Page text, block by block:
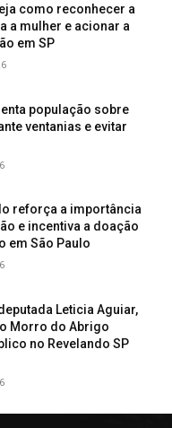
como reconhecer a
a mulher e acionar a
em SP
população sobre
ventanias e evitar
reforça a importância
e incentiva a doação
em São Paulo
Leticia Aguiar,
Morro do Abrigo
no Revelando SP